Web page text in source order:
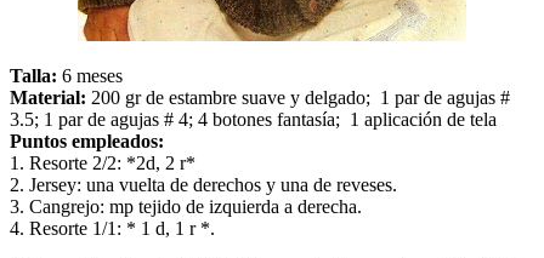
Talla: 6 meses
Material: 200 gr de estambre suave y delgado; 1 par de agujas #
3.5; 1 par de agujas # 4; 4 botones fantasía; 1 aplicación de tela
Puntos empleados:
1. Resorte 2/2: *2d, 2 r*
2. Jersey: una vuelta de derechos y una de reveses.
3. Cangrejo: mp tejido de izquierda a derecha.
4. Resorte 1/1: * 1 d, 1 r *.